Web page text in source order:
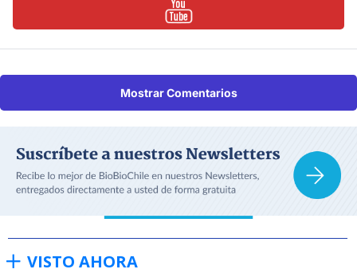
Mostrar Comentarios
VISTO AHORA